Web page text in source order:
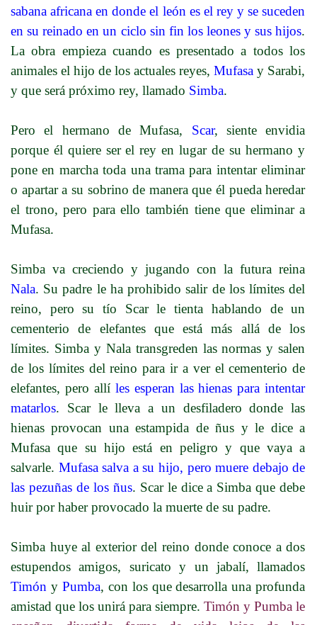
sabana africana en donde el león es el rey y se suceden
en su reinado en un ciclo sin fin los leones y sus hijos.
La obra empieza cuando es presentado a todos los
animales el hijo de los actuales reyes,Mufasa y Sarabi,
y que será próximo rey, llamado Simba.
Pero el hermano de Mufasa, Scar, siente envidia
porque él quiere ser el rey en lugar de su hermano y
pone en marcha toda una trama para intentar eliminar
o apartar a su sobrino de manera que él pueda heredar
el trono, pero para ello también tiene que eliminar a
Mufasa.
Simba va creciendo y jugando con la futura reina
Nala. Su padre le ha prohibido salir de los límites del
reino, pero su tío Scar le tienta hablando de un
cementerio de elefantes que está más allá de los
límites. Simba y Nala transgreden las normas y salen
de los límites del reino para ir a ver el cementerio de
elefantes, pero allí les esperan las hienas para intentar
matarlos. Scar le lleva a un desfiladero donde las
hienas provocan una estampida de ñus y le dice a
Mufasa que su hijo está en peligro y que vaya a
salvarle. Mufasa salva a su hijo, pero muere debajo de
las pezuñas de los ñus. Scar le dice a Simba que debe
huir por haber provocado la muerte de su padre.
Simba huye al exterior del reino donde conoce a dos
estupendos amigos, suricato y un jabalí, llamados
Timón y Pumba, con los que desarrolla una profunda
amistad que los unirá para siempre.Timón y Pumba le